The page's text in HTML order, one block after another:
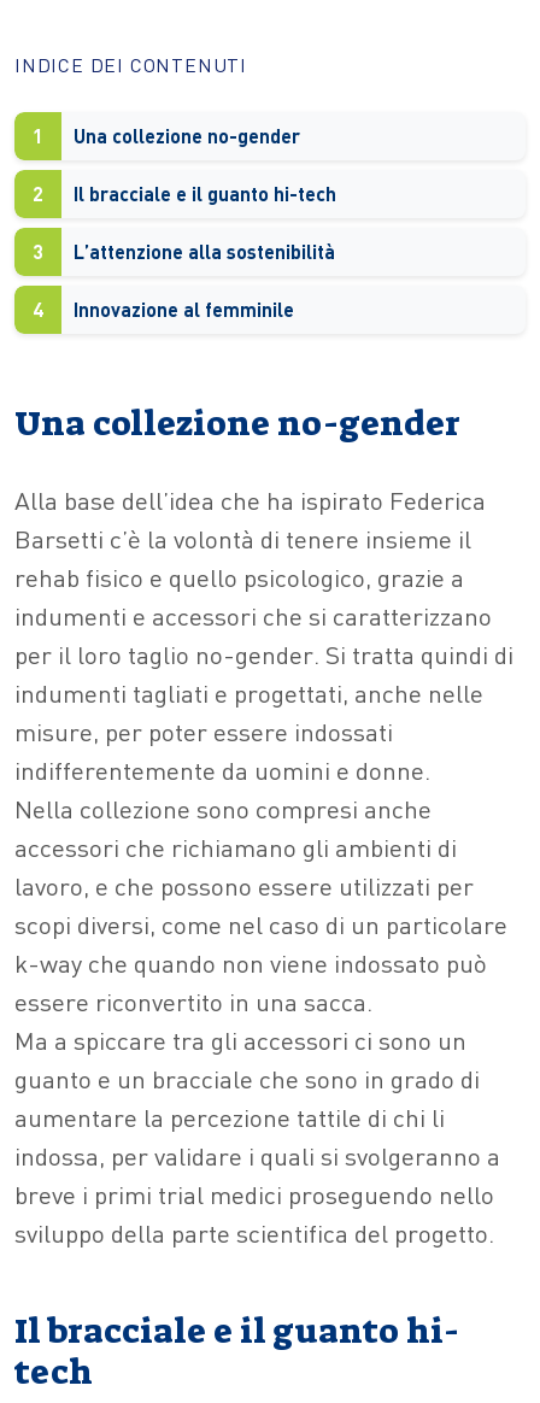
INDICE DEI CONTENUTI
1 Una collezione no-gender
2 Il bracciale e il guanto hi-tech
3 L’attenzione alla sostenibilità
4 Innovazione al femminile
Una collezione no-gender
Alla base dell’idea che ha ispirato Federica
Barsetti c’è la volontà di tenere insieme il
rehab fisico e quello psicologico, grazie a
indumenti e accessori che si caratterizzano
per il loro taglio no-gender. Si tratta quindi di
indumenti tagliati e progettati, anche nelle
misure, per poter essere indossati
indifferentemente da uomini e donne.
Nella collezione sono compresi anche
accessori che richiamano gli ambienti di
lavoro, e che possono essere utilizzati per
scopi diversi, come nel caso di un particolare
k-way che quando non viene indossato può
essere riconvertito in una sacca.
Ma a spiccare tra gli accessori ci sono un
guanto e un bracciale che sono in grado di
aumentare la percezione tattile di chi li
indossa, per validare i quali si svolgeranno a
breve i primi trial medici proseguendo nello
sviluppo della parte scientifica del progetto.
Il bracciale e il guanto hi-
tech